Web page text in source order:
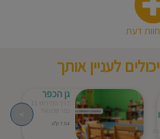
דעת
לעניין אותך
גן הכפר
7.84 ק"מ